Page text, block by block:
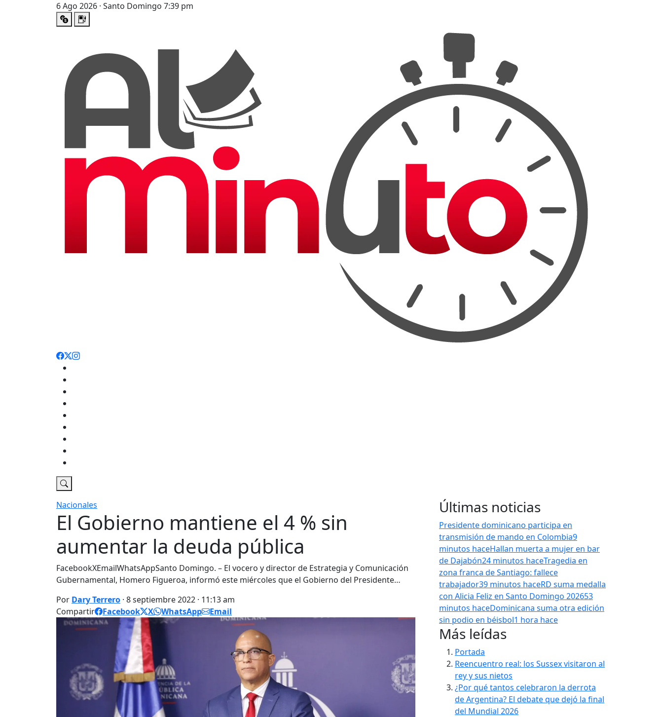
6 Ago 2026 · Santo Domingo 7:39 pm
Nacionales
El Gobierno mantiene el 4 % sin
aumentar la deuda pública
FacebookXEmailWhatsAppSanto Domingo. – El vocero y director de Estrategia y Comunicación
Gubernamental, Homero Figueroa, informó este miércoles que el Gobierno del Presidente…
Por Dary Terrero · 8 septiembre 2022 · 11:13 am
Compartir
Facebook X WhatsApp Email
Últimas noticias
Presidente dominicano participa en
transmisión de mando en Colombia9
minutos haceHallan muerta a mujer en bar
de Dajabón24 minutos haceTragedia en
zona franca de Santiago: fallece
trabajador39 minutos haceRD suma medalla
con Alicia Feliz en Santo Domingo 202653
minutos haceDominicana suma otra edición
sin podio en béisbol1 hora hace
Más leídas
Portada
Reencuentro real: los Sussex visitaron al
rey y sus nietos
¿Por qué tantos celebraron la derrota
de Argentina? El debate que dejó la final
del Mundial 2026